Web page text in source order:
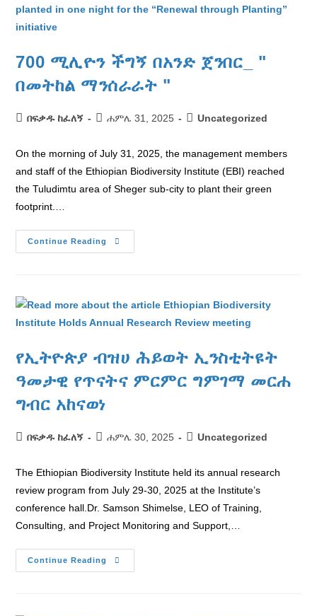
700 ሚሊዮን ችግኝ በአንድ ጀንበር_ "
በመትከል ማንሰራራት "
በፍቃዱ ከፈለኝ ሐምሌ 31, 2025 Uncategorized
On the morning of July 31, 2025, the management members
and staff of the Ethiopian Biodiversity Institute (EBI) reached
the Tuludimtu area of Sheger sub-city to plant their green
footprint.…
Continue Reading
የኢትዮጵያ ብዝሀ ሕይወት ኢንስቲትዩት
ዓመታዊ የጥናትና ምርምር ግምገማ መርሐ
ግብር አከናወነ
በፍቃዱ ከፈለኝ ሐምሌ 30, 2025 Uncategorized
The Ethiopian Biodiversity Institute held its annual research
review program from July 29-30, 2025 at the Institute’s
conference hall.Dr. Samson Shimelse, LEO of Training,
Consulting, and Project Monitoring and Support,…
Continue Reading